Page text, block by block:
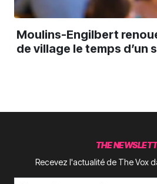
Moulins-Engilbert
de village le temps d’un
THE
Recevez l'actualité de The Vox